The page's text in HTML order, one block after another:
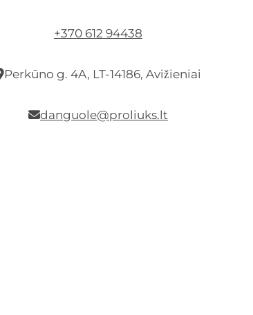
+370 612 94438
Perkūno g. 4A, LT-14186, Avižieniai
danguole@proliuks.lt